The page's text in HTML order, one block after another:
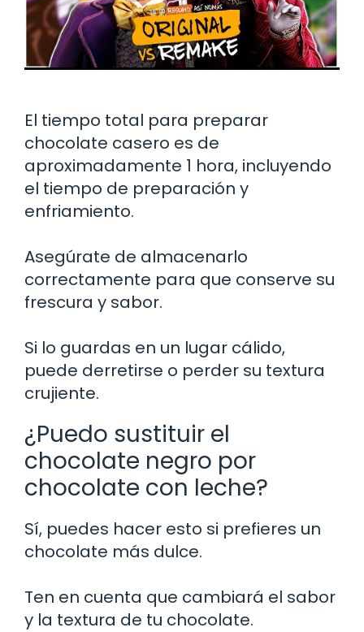
El tiempo total para preparar
chocolate casero es de
aproximadamente 1 hora, incluyendo
el tiempo de preparación y
enfriamiento.
Asegúrate de almacenarlo
correctamente para que conserve su
frescura y sabor.
Si lo guardas en un lugar cálido,
puede derretirse o perder su textura
crujiente.
¿Puedo sustituir el
chocolate negro por
chocolate con leche?
Sí, puedes hacer esto si prefieres un
chocolate más dulce.
Ten en cuenta que cambiará el sabor
y la textura de tu chocolate.